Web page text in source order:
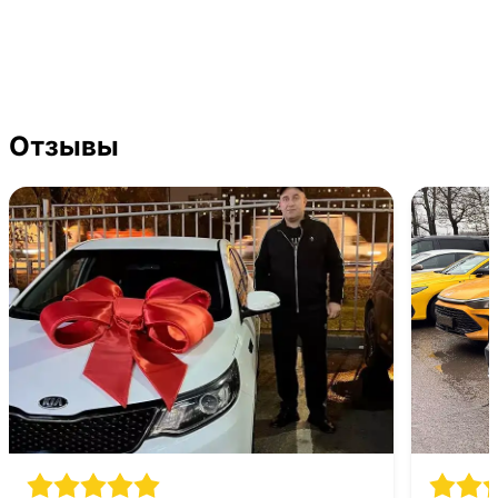
Отзывы